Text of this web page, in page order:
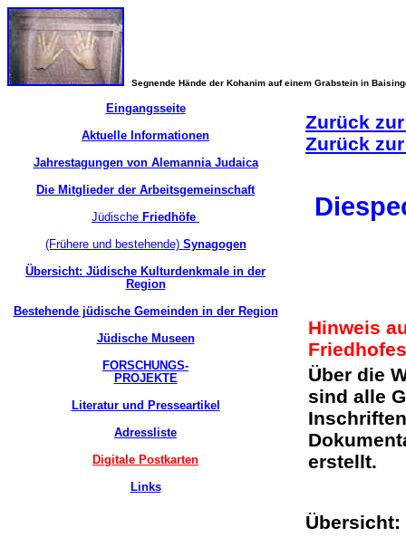
Segnende Hände der Kohanim auf einem Grabstein in
Eingangsseite
Aktuelle Informationen
Jahrestagungen von Alemannia Judaica
Die Mitglieder der Arbeitsgemeinschaft
Jüdische Friedhöfe
(Frühere und bestehende)Synagogen
Übersicht: Jüdische Kulturdenkmale in der
Region
Bestehende jüdische Gemeinden in der Region
Jüdische Museen
FORSCHUNGS-
PROJEKTE
Literatur und Presseartikel
Adressliste
Digitale Postkarten
Links
Zurück
Zurück
Hinweis
Friedhofes
Über die
sind alle
erstellt.
Übersicht: